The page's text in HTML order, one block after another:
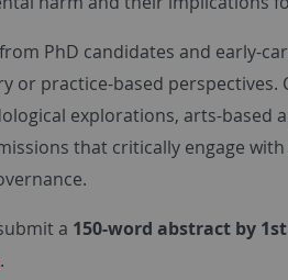
PhD candidates and early-
or practice-based
explorations, arts-based
that critically engage
a 150-word abstract by
.